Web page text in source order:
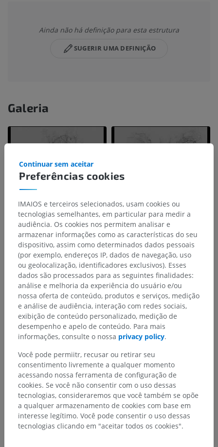
Ainda não há definição para esta estrutura
SUGERIR UMA DEFINIÇÃO
Galeria
Hierarquia anatômica
Anatomia humana 1
Anatomia sistêmica> Sistema circulatório>
Artérias> Aorta> Arco aórtico > Artéria subclávia
Artéria vertebral> Segmentos da artéria vertebral
Estruturas subjacentes:Não há nenhuma estrutura
subjacente para esta parte anatômica
Traduções
Preferências cookies
Continuar sem aceitar
IMAIOS e terceiros selecionados, usam cookies ou
tecnologias semelhantes, em particular para medir a
audiência. Os cookies nos permitem analisar e
armazenar informações como as características do seu
dispositivo, assim como determinados dados pessoais
(por exemplo, endereços IP, dados de navegação, uso
ou geolocalização, identificadores exclusivos). Esses
dados são processados para as seguintes finalidades:
análise e melhoria da experiência do usuário e/ou
nossa oferta de conteúdo, produtos e serviços, medição
e análise de audiência, interação com redes sociais,
exibição de conteúdo personalizado, medição de
desempenho e apelo de conteúdo. Para mais
informações, consulte o nossa privacy policy.
Você pode permiitr, recusar ou retirar seu
consentimento livremente a qualquer momento
acessando nossa ferramenta de configuração de
cookies. Se você não consentir com o uso dessas
tecnologias, consideraremos que você também se opõe
a qualquer armazenamento de cookies com base em
interesse legítimo. Você pode consentir o uso dessas
tecnologias clicando em "aceitar todos os cookies".